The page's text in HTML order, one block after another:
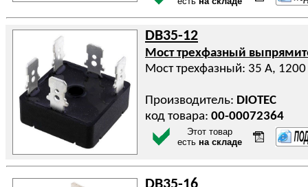
DB35-12
Мост трехфазный
Мост трехфазный: 35 А, 1200
Производитель: DIOTEC
код товара: 00-00072364
Этот товар
есть на складе